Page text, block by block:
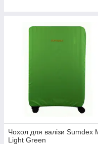
Чохол для валізи Sumdex
Light Green